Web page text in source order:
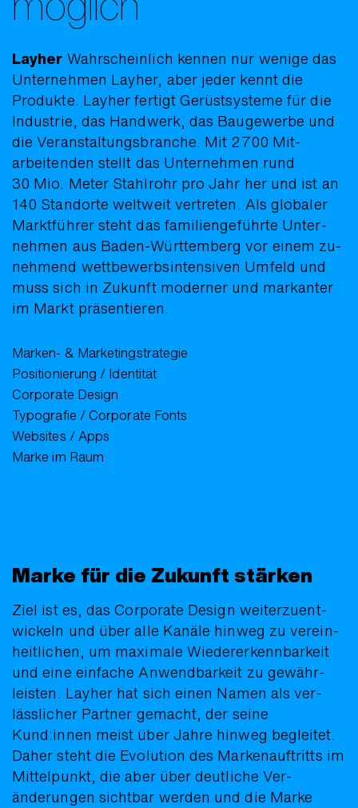
Layher Wahr­scheinlich kennen nur wenige das
Unter­nehmen Layher, aber jeder kennt die
Produkte. Layher fertigt Gerüst­systeme für die
Indus­trie, das Hand­werk, das Bau­gewerbe und
die Ver­anstaltungs­branche. Mit 2700 Mit­
arbeiten­den stellt das Unter­nehmen rund
30 Mio. Meter Stahl­rohr pro Jahr her und ist an
140 Stand­orte welt­weit vertreten. Als globaler
Markt­führer steht das familien­geführte Unter­
nehmen aus Baden-Württem­berg vor einem zu­
nehmend wett­bewerbs­inten­siven Umfeld und
muss sich in Zukunft moderner und markanter
im Markt präsentieren.
Marken- & Marketingstrategie
Positionierung / Identität
Corporate Design
Typografie / Corporate Fonts
Websites / Apps
Marke im Raum
Marke für die Zukunft stärken
Ziel ist es, das Corporate Design weiter­zu­ent­
wickeln und über alle Kanäle hinweg zu ver­ein­
heit­lichen, um maxi­male Wieder­erkenn­bar­keit
und eine einfache Anwend­barkeit zu ge­währ­
leisten. Layher hat sich einen Namen als ver­
läss­licher Partner gemacht, der seine
Kund:innen meist über Jahre hinweg be­gleitet.
Daher steht die Evo­lution des Marken­auftritts im
Mittel­punkt, die aber über deutliche Ver­
änderungen sicht­bar werden und die Marke